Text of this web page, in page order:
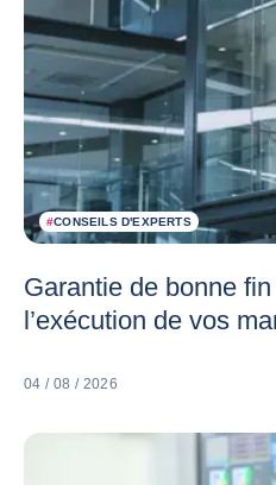
#CONSEILS D'EXPERTS
Garantie de bonne
l’exécution de vos
04 / 08 / 2026